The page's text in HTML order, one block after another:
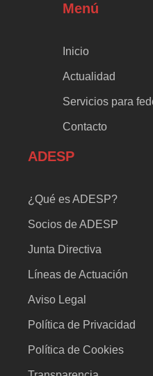
Menú
Inicio
Actualidad
Servicios para
Contacto
ADESP
¿Qué es ADESP?
Socios de ADESP
Junta Directiva
Líneas de Actuación
Aviso Legal
Política de Privacidad
Política de Cookies